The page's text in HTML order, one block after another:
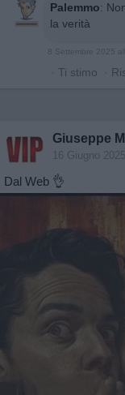
Palemmo:
la verità
· Ti stimo ·
Giuseppe
16 Giugno 2025
Dal Web 👌